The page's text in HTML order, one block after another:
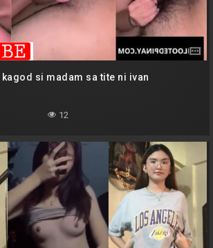
kagod si madam sa tite ni ivan
12